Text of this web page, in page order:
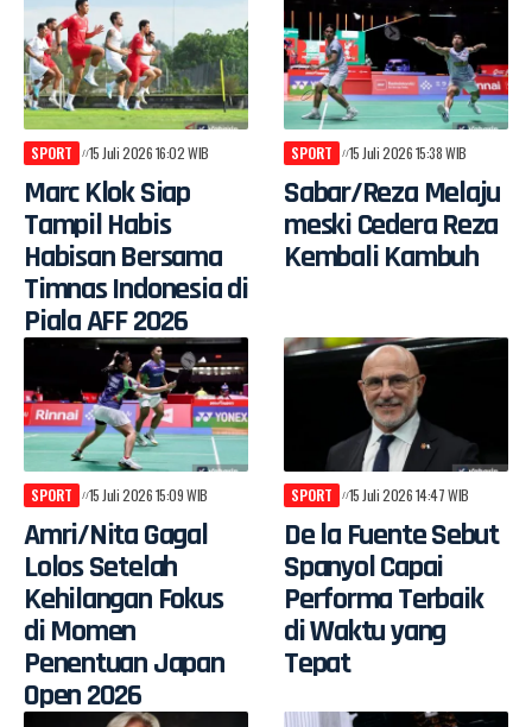
SPORT 15 Juli 2026 16:02 WIB
Marc Klok Siap
Tampil Habis
Habisan Bersama
Timnas Indonesia di
Piala AFF 2026
SPORT 15 Juli 2026 15:38 WIB
Sabar/Reza Melaju
meski Cedera Reza
Kembali Kambuh
SPORT 15 Juli 2026 15:09 WIB
Amri/Nita Gagal
Lolos Setelah
Kehilangan Fokus
di Momen
Penentuan Japan
Open 2026
SPORT 15 Juli 2026 14:47 WIB
De la Fuente Sebut
Spanyol Capai
Performa Terbaik
di Waktu yang
Tepat